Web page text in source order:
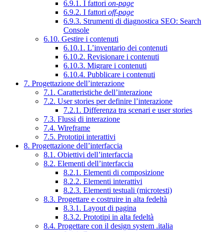
6.9.1. I fattori on-page
6.9.2. I fattori off-page
6.9.3. Strumenti di diagnostica SEO: Search
Console
6.10. Gestire i contenuti
6.10.1. L’inventario dei contenuti
6.10.2. Revisionare i contenuti
6.10.3. Migrare i contenuti
6.10.4. Pubblicare i contenuti
7. Progettazione dell’interazione
7.1. Caratteristiche dell’interazione
7.2. User stories per definire l’interazione
7.2.1. Differenza tra scenari e user stories
7.3. Flussi di interazione
7.4. Wireframe
7.5. Prototipi interattivi
8. Progettazione dell’interfaccia
8.1. Obiettivi dell’interfaccia
8.2. Elementi dell’interfaccia
8.2.1. Elementi di composizione
8.2.2. Elementi interattivi
8.2.3. Elementi testuali (microtesti)
8.3. Progettare e costruire in alta fedeltà
8.3.1. Layout di pagina
8.3.2. Prototipi in alta fedeltà
8.4. Progettare con il design system .italia